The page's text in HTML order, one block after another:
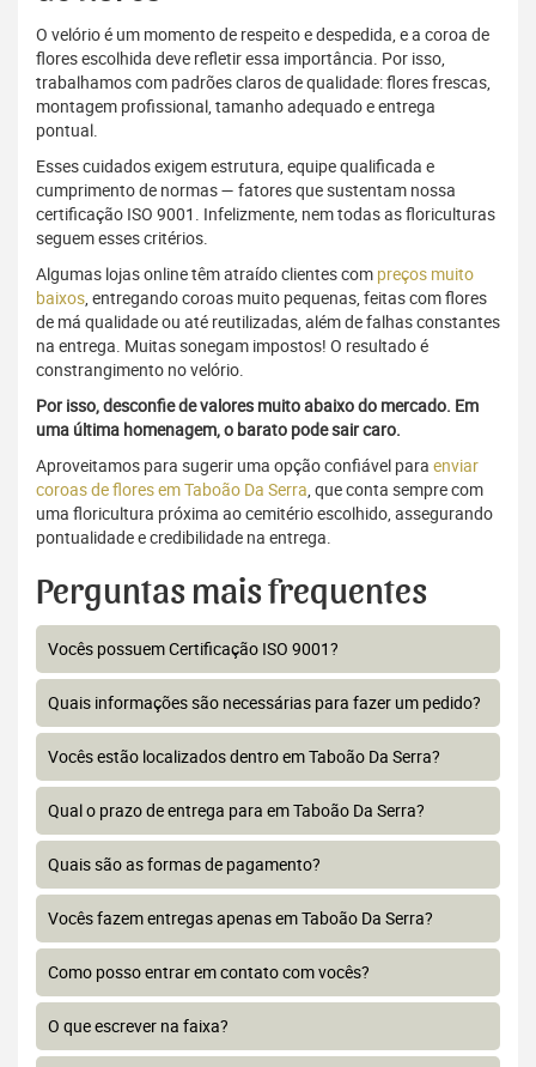
O velório é um momento de respeito e despedida, e a coroa de
flores escolhida deve refletir essa importância. Por isso,
trabalhamos com padrões claros de qualidade: flores frescas,
montagem profissional, tamanho adequado e entrega
pontual.
Esses cuidados exigem estrutura, equipe qualificada e
cumprimento de normas — fatores que sustentam nossa
certificação ISO 9001. Infelizmente, nem todas as floriculturas
seguem esses critérios.
Algumas lojas online têm atraído clientes com preços muito
baixos, entregando coroas muito pequenas, feitas com flores
de má qualidade ou até reutilizadas, além de falhas constantes
na entrega. Muitas sonegam impostos! O resultado é
constrangimento no velório.
Por isso, desconfie de valores muito abaixo do mercado. Em
uma última homenagem, o barato pode sair caro.
Aproveitamos para sugerir uma opção confiável para enviar
coroas de flores em Taboão Da Serra, que conta sempre com
uma floricultura próxima ao cemitério escolhido, assegurando
pontualidade e credibilidade na entrega.
Perguntas mais frequentes
Vocês possuem Certificação ISO 9001?
Quais informações são necessárias para fazer um pedido?
Vocês estão localizados dentro em Taboão Da Serra?
Qual o prazo de entrega para em Taboão Da Serra?
Quais são as formas de pagamento?
Vocês fazem entregas apenas em Taboão Da Serra?
Como posso entrar em contato com vocês?
O que escrever na faixa?